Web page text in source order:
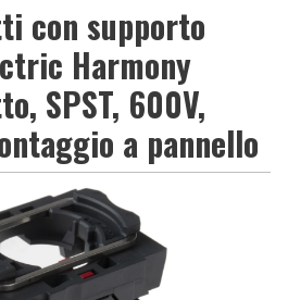
con supporto
Harmony
SPST, 600V,
a pannello